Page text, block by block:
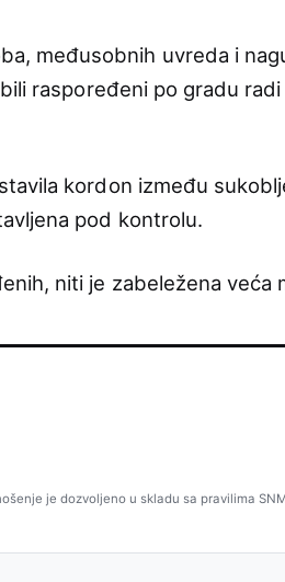
međusobnih uvreda i
raspoređeni po gradu
kordon između
pod kontrolu.
niti je zabeležena veća
je dozvoljeno u skladu sa pravilima